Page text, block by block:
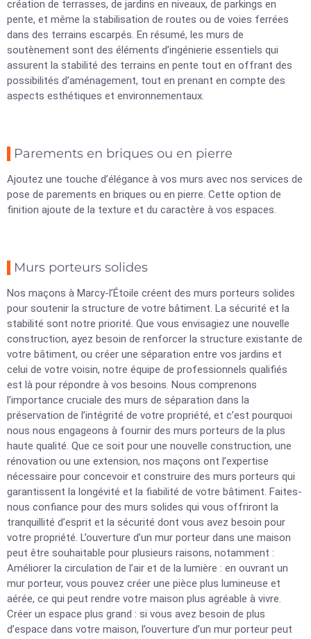
création de terrasses, de jardins en niveaux, de parkings en
pente, et même la stabilisation de routes ou de voies ferrées
dans des terrains escarpés. En résumé, les murs de
soutènement sont des éléments d’ingénierie essentiels qui
assurent la stabilité des terrains en pente tout en offrant des
possibilités d’aménagement, tout en prenant en compte des
aspects esthétiques et environnementaux.
Parements en briques ou en pierre
Ajoutez une touche d’élégance à vos murs avec nos services de
pose de parements en briques ou en pierre. Cette option de
finition ajoute de la texture et du caractère à vos espaces.
Murs porteurs solides
Nos maçons à Marcy-l’Étoile créent des murs porteurs solides
pour soutenir la structure de votre bâtiment. La sécurité et la
stabilité sont notre priorité. Que vous envisagiez une nouvelle
construction, ayez besoin de renforcer la structure existante de
votre bâtiment, ou créer une séparation entre vos jardins et
celui de votre voisin, notre équipe de professionnels qualifiés
est là pour répondre à vos besoins. Nous comprenons
l’importance cruciale des murs de séparation dans la
préservation de l’intégrité de votre propriété, et c’est pourquoi
nous nous engageons à fournir des murs porteurs de la plus
haute qualité. Que ce soit pour une nouvelle construction, une
rénovation ou une extension, nos maçons ont l’expertise
nécessaire pour concevoir et construire des murs porteurs qui
garantissent la longévité et la fiabilité de votre bâtiment. Faites-
nous confiance pour des murs solides qui vous offriront la
tranquillité d’esprit et la sécurité dont vous avez besoin pour
votre propriété. L’ouverture d’un mur porteur dans une maison
peut être souhaitable pour plusieurs raisons, notamment :
Améliorer la circulation de l’air et de la lumière : en ouvrant un
mur porteur, vous pouvez créer une pièce plus lumineuse et
aérée, ce qui peut rendre votre maison plus agréable à vivre.
Créer un espace plus grand : si vous avez besoin de plus
d’espace dans votre maison, l’ouverture d’un mur porteur peut